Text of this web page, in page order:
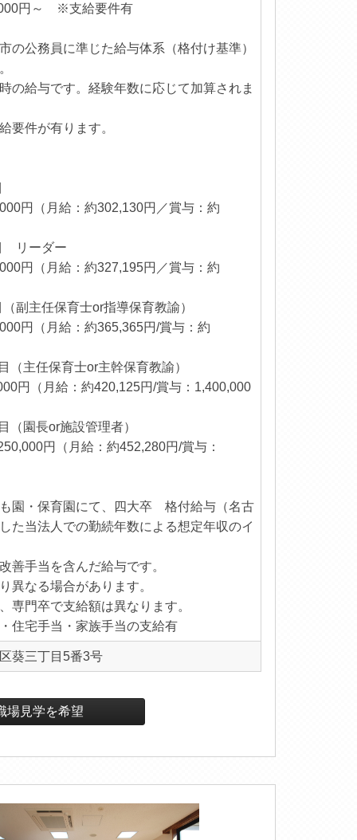
円～ ※支給要件有
の公務員に準じた給与体系（格付け基準）
の給与です。経験年数に応じて加算されま
件が有ります。
円（月給：約302,130円／賞与：約
リーダー
円（月給：約327,195円／賞与：約
副主任保育士or指導保育教諭）
円（月給：約365,365円/賞与：約
（主任保育士or主幹保育教諭）
円（月給：約420,125円/賞与：1,400,000
（園長or施設管理者）
円（月給：約452,280円/賞与：
園・保育園にて、四大卒 格付給与（名古
た当法人での勤続年数による想定年収のイ
善手当を含んだ給与です。
異なる場合があります。
専門卒で支給額は異なります。
住宅手当・家族手当の支給有
葵三丁目5番3号
場見学を希望